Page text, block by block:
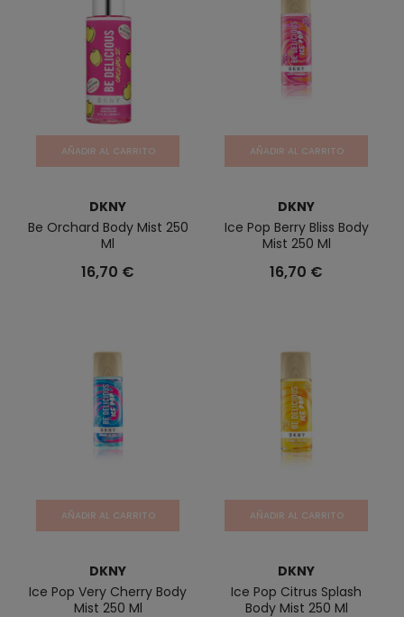
AÑADIR AL CARRITO
DKNY
Be Orchard Body Mist 250
Ml
16,70 €
AÑADIR AL CARRITO
DKNY
Ice Pop Berry Bliss Body
Mist 250 Ml
16,70 €
AÑADIR AL CARRITO
DKNY
Ice Pop Very Cherry Body
Mist 250 Ml
AÑADIR AL CARRITO
DKNY
Ice Pop Citrus Splash
Body Mist 250 Ml